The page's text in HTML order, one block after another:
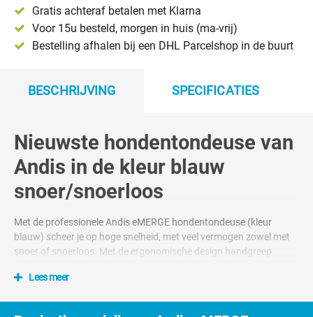
Gratis achteraf betalen met Klarna
Voor 15u besteld, morgen in huis (ma-vrij)
Bestelling afhalen bij een DHL Parcelshop in de buurt
BESCHRIJVING SPECIFICATIES
Nieuwste hondentondeuse van
Andis in de kleur blauw
snoer/snoerloos
Met de professionele Andis eMERGE hondentondeuse (kleur
blauw) scheer je op hoge snelheid, met veel vermogen zowel met
snoer of snoerloos. Met de ergonomische design handgreep
Lees meer